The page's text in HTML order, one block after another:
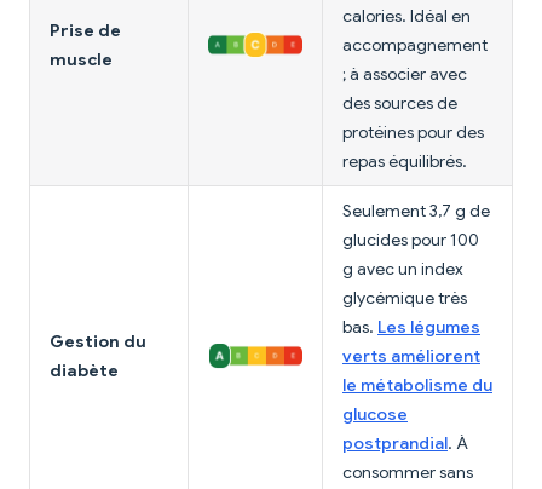
Prise de
muscle
calories. Idéal en
accompagnement
; à associer avec
des sources de
protéines pour des
repas équilibrés.
Gestion du
diabète
Seulement 3,7 g de
glucides pour 100
g avec un index
glycémique très
bas. Les légumes
verts améliorent
le métabolisme du
glucose
postprandial. À
consommer sans